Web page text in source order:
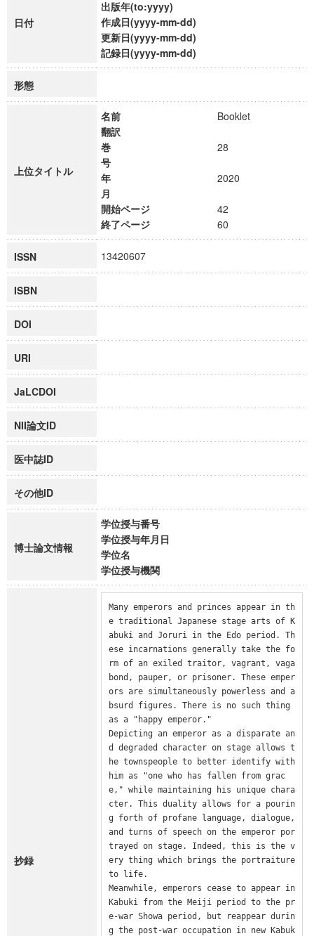
日付
出版年(to:yyyy)
作成日(yyyy-mm-dd)
更新日(yyyy-mm-dd)
記録日(yyyy-mm-dd)
形態
上位タイトル
名前
Booklet
翻訳
巻
28
号
年
2020
月
開始ページ
42
終了ページ
60
ISSN 13420607
ISBN
DOI
URI
JaLCDOI
NII論文ID
医中誌ID
その他ID
博士論文情報
学位授与番号
学位授与年月日
学位名
学位授与機関
抄録
Many emperors and princes appear in th
e traditional Japanese stage arts of K
abuki and Joruri in the Edo period. Th
ese incarnations generally take the fo
rm of an exiled traitor, vagrant, vaga
bond, pauper, or prisoner. These emper
ors are simultaneously powerless and a
bsurd figures. There is no such thing
as a "happy emperor."
Depicting an emperor as a disparate an
d degraded character on stage allows t
he townspeople to better identify with
him as "one who has fallen from grac
e," while maintaining his unique chara
cter. This duality allows for a pourin
g forth of profane language, dialogue,
and turns of speech on the emperor por
trayed on stage. Indeed, this is the v
ery thing which brings the portraiture
to life.
Meanwhile, emperors cease to appear in
Kabuki from the Meiji period to the pr
e-war Showa period, but reappear durin
g the post-war occupation in new Kabuk